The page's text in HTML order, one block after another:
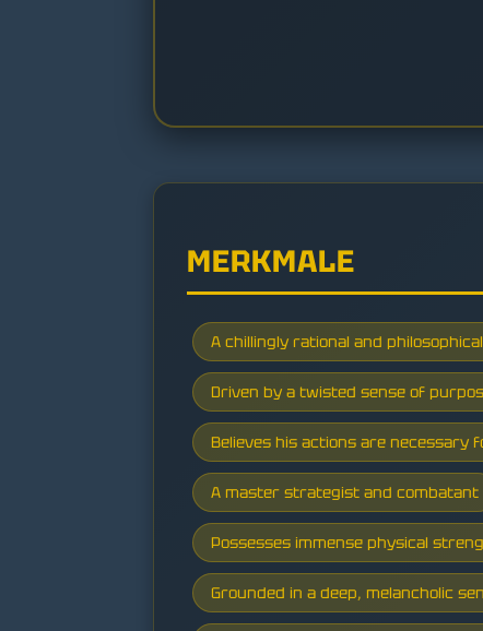
MERKMALE
A chillingly rational and
Driven by a twisted sense of
Believes his actions are necessary
A master strategist and combatant
Possesses immense physical
Grounded in a deep, melancholic